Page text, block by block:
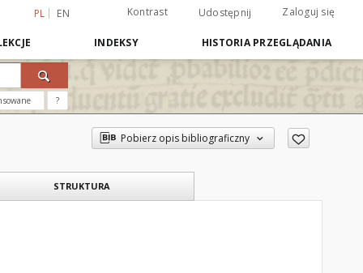
PL EN Kontrast Udostępnij Zaloguj się
INDEKSY HISTORIA PRZEGLĄDANIA
?
Pobierz opis bibliograficzny
STRUKTURA